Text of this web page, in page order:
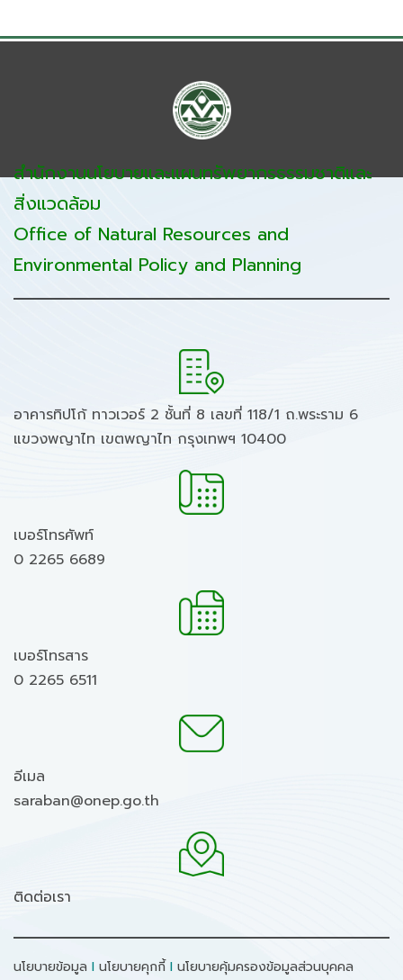
สำนักงานนโยบายและแผนทรัพยากรธรรมชาติและ
สิ่งแวดล้อม
Office of Natural Resources and
Environmental Policy and Planning
อาคารทิปโก้ ทาวเวอร์ 2 ชั้นที่ 8 เลขที่ 118/1 ถ.พระราม 6
แขวงพญาไท เขตพญาไท กรุงเทพฯ 10400
เบอร์โทรศัพท์
0 2265 6689
เบอร์โทรสาร
0 2265 6511
อีเมล
saraban@onep.go.th
ติดต่อเรา
นโยบายข้อมูล I นโยบายคุกกี้I นโยบายคุ้มครองข้อมูลส่วนบุคคล